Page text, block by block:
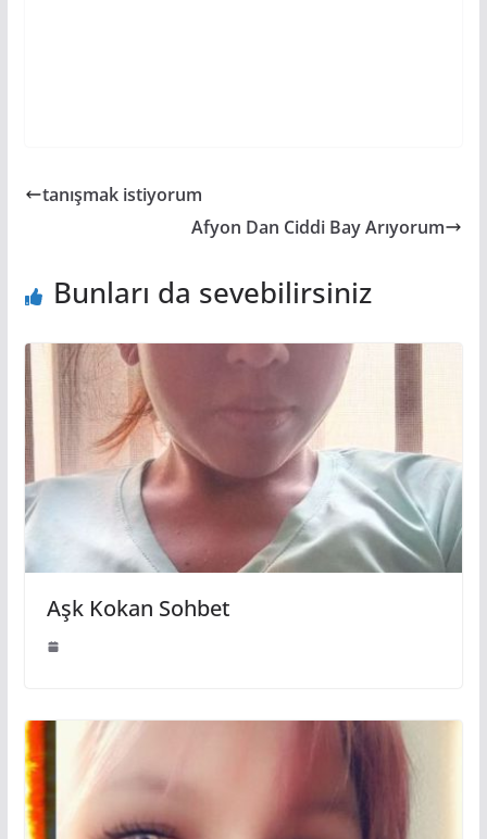
tanışmak istiyorum
Afyon Dan Ciddi Bay Arıyorum
Bunları da sevebilirsiniz
Aşk Kokan Sohbet